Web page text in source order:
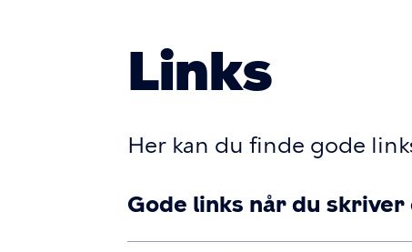
Links
Her kan du finde gode
Gode links når du skriver